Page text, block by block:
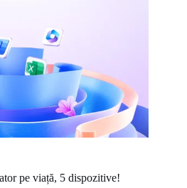
pe viață, 5 dispozitive!